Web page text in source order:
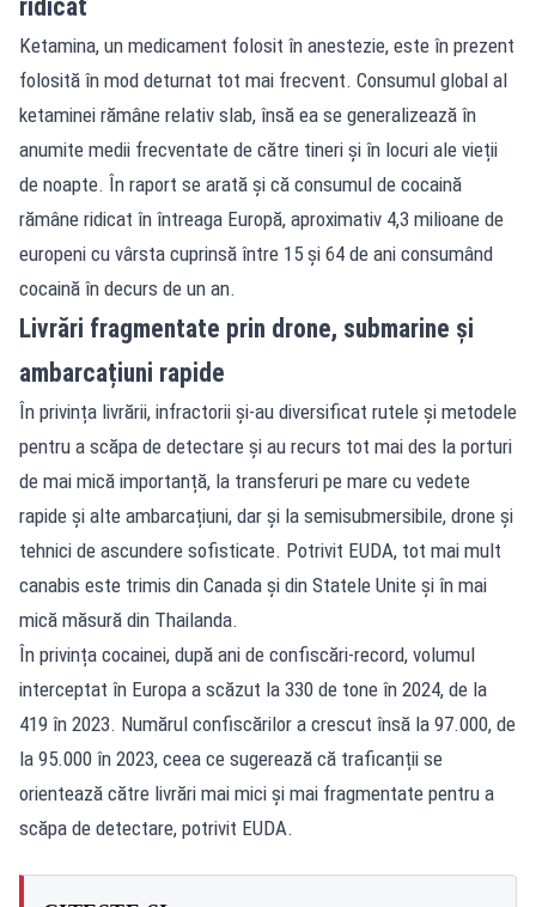
ridicat
Ketamina, un medicament folosit în anestezie, este în prezent
folosită în mod deturnat tot mai frecvent. Consumul global al
ketaminei rămâne relativ slab, însă ea se generalizează în
anumite medii frecventate de către tineri și în locuri ale vieții
de noapte. În raport se arată și că consumul de cocaină
rămâne ridicat în întreaga Europă, aproximativ 4,3 milioane de
europeni cu vârsta cuprinsă între 15 și 64 de ani consumând
cocaină în decurs de un an.
Livrări fragmentate prin drone, submarine și
ambarcațiuni rapide
În privința livrării, infractorii și-au diversificat rutele și metodele
pentru a scăpa de detectare și au recurs tot mai des la porturi
de mai mică importanță, la transferuri pe mare cu vedete
rapide și alte ambarcațiuni, dar și la semisubmersibile, drone și
tehnici de ascundere sofisticate. Potrivit EUDA, tot mai mult
canabis este trimis din Canada și din Statele Unite și în mai
mică măsură din Thailanda.
În privința cocainei, după ani de confiscări-record, volumul
interceptat în Europa a scăzut la 330 de tone în 2024, de la
419 în 2023. Numărul confiscărilor a crescut însă la 97.000, de
la 95.000 în 2023, ceea ce sugerează că traficanții se
orientează către livrări mai mici și mai fragmentate pentru a
scăpa de detectare, potrivit EUDA.